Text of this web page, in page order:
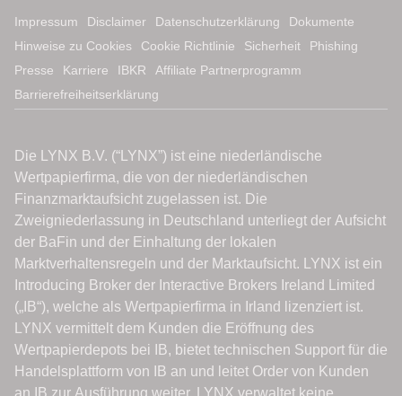
Impressum Disclaimer Datenschutzerklärung
Dokumente
Hinweise zu Cookies
Cookie Richtlinie Sicherheit
Phishing
Presse
Karriere IBKR
Affiliate Partnerprogramm
Barrierefreiheitserklärung